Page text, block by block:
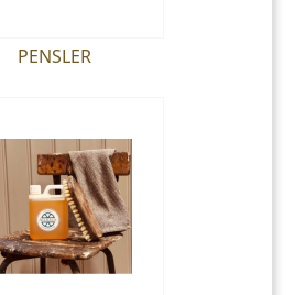
PENSLER